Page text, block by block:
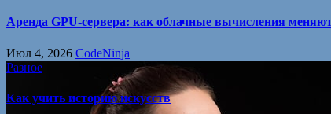
Аренда GPU-сервера: как облачные вычисления
Июл 4, 2026 CodeNinja
Разное
Как учить историю искусств